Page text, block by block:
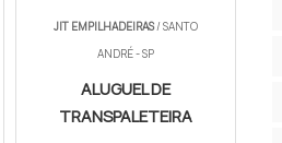
JIT EMPILHADEIRAS/ SANTO
ANDRÉ - SP
ALUGUEL DE
TRANSPALETEIRA